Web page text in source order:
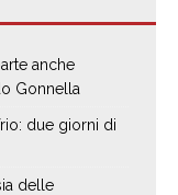
anche
Gonnella
due giorni di
delle